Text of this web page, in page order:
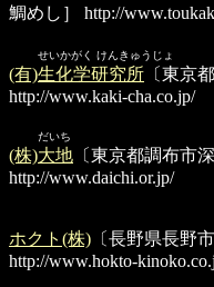
鯛めし］
http://
せいかがく けんきゅうじょ
(有)生化学研究所 〔東京
http://www.kaki-cha.co.jp/
だいち
(株)大地 〔東京都調布市
http://www.daichi.or.jp/
ホクト(株) 〔長野県長野
http://www.hokto-